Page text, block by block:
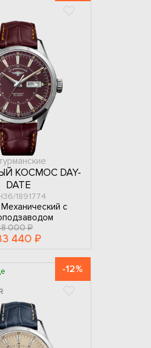
КОСМОС DAY-
DATE
1891774
Механический с
000 ₽
440 ₽
-12%